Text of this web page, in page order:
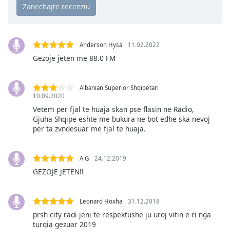
Chapters
Descriptions
descriptions
off
settings ,
opens
subtitles
dialog
subtitles
,
selected
Anderson Hysa 11.02.2022
Gezoje jeten me 88.0 FM
Albanian Superior Shqipëtari
10.09.2020
Vetem per fjal te huaja skan pse flasin ne Radio,
Gjuha Shqipe eshte me bukura ne bot edhe ska nevoj
per ta zvndesuar me fjal te huaja.
A G 24.12.2019
GEZOJE JETEN!!
Leonard Hoxha 31.12.2018
prsh city radi jeni te respektushe ju uroj vitin e ri nga
turqia gezuar 2019